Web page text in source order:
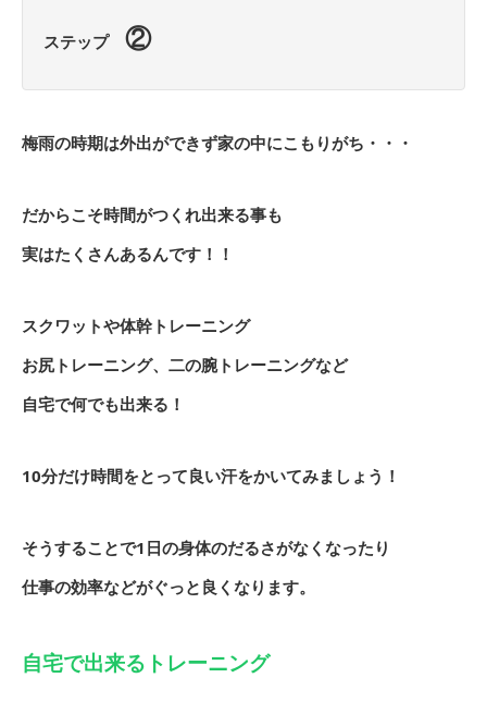
ステップ ②
梅雨の時期は外出ができず家の中にこもりがち・・・
だからこそ時間がつくれ出来る事も
実はたくさんあるんです！！
スクワットや体幹トレーニング
お尻トレーニング、二の腕トレーニングなど
自宅で何でも出来る！
10分だけ時間をとって良い汗をかいてみましょう！
そうすることで1日の身体のだるさがなくなったり
仕事の効率などがぐっと良くなります。
自宅で出来るトレーニング